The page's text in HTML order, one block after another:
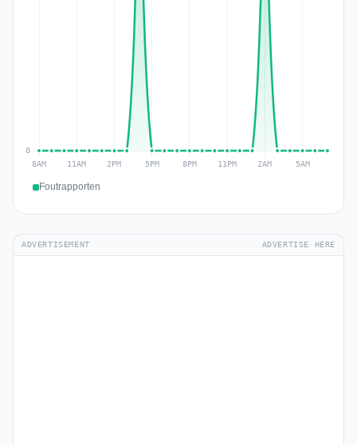
Foutrapporten
ADVERTISEMENT ADVERTISE HERE